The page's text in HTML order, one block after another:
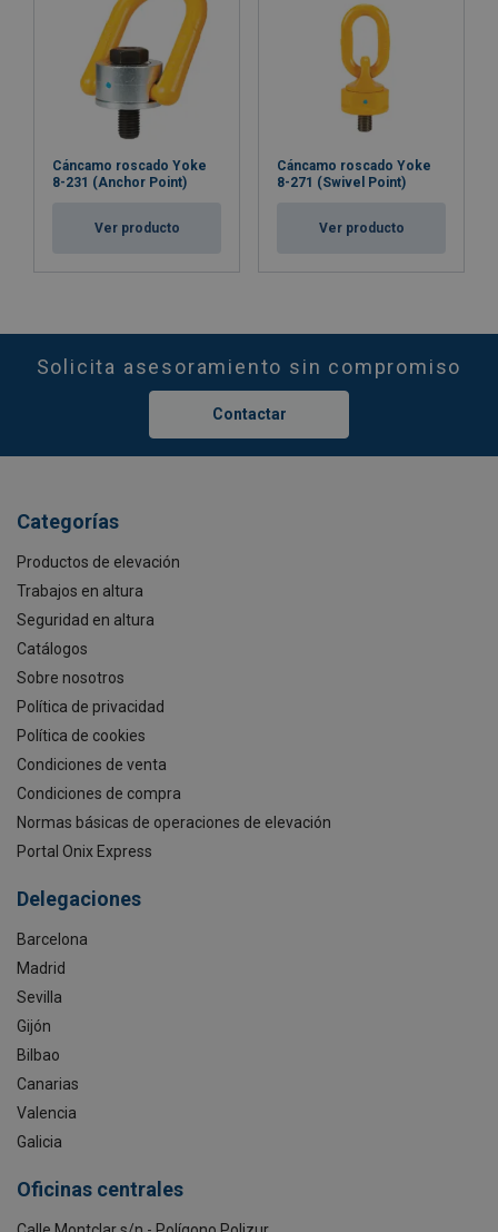
Cáncamo roscado Yoke
8-231 (Anchor Point)
Ver producto
Cáncamo roscado Yoke
8-271 (Swivel Point)
Ver producto
Solicita asesoramiento sin compromiso
Contactar
Categorías
Productos de elevación
Trabajos en altura
Seguridad en altura
Catálogos
Sobre nosotros
Política de privacidad
Política de cookies
Condiciones de venta
Condiciones de compra
Normas básicas de operaciones de elevación
Portal Onix Express
Delegaciones
Barcelona
Madrid
Sevilla
Gijón
Bilbao
Canarias
Valencia
Galicia
Oficinas centrales